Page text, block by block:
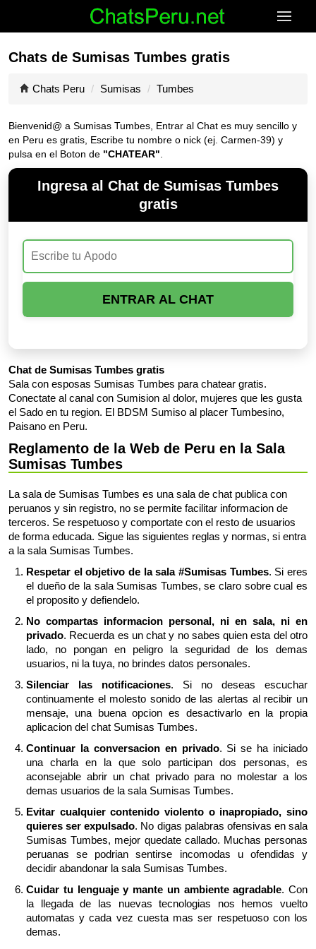
Chats de Sumisas Tumbes gratis
Chats Peru Sumisas Tumbes
Bienvenid@ a Sumisas Tumbes, Entrar al Chat es muy sencillo y
en Peru es gratis, Escribe tu nombre o nick (ej. Carmen-39) y
pulsa en el Boton de "CHATEAR"
Ingresa al Chat de Sumisas Tumbes
gratis
ENTRAR AL CHAT
Chat de Sumisas Tumbes gratis
Sala con esposas Sumisas Tumbes para chatear gratis.
Conectate al canal con Sumision al dolor, mujeres que les gusta
el Sado en tu region. El BDSM Sumiso al placer Tumbesino,
Paisano en Peru.
Reglamento de la Web de Peru en la Sala
Sumisas Tumbes
La sala de Sumisas Tumbes es una sala de chat publica con
peruanos y sin registro, no se permite facilitar informacion de
terceros. Se respetuoso y comportate con el resto de usuarios
de forma educada. Sigue las siguientes reglas y normas, si entra
a la sala Sumisas Tumbes.
Respetar el objetivo de la sala #Sumisas Tumbes. Si eres
el dueño de la sala Sumisas Tumbes, se claro sobre cual es
el proposito y defiendelo.
No compartas informacion personal, ni en sala, ni en
privado. Recuerda es un chat y no sabes quien esta del otro
lado, no pongan en peligro la seguridad de los demas
usuarios, ni la tuya, no brindes datos personales.
Silenciar las notificaciones. Si no deseas escuchar
continuamente el molesto sonido de las alertas al recibir un
mensaje, una buena opcion es desactivarlo en la propia
aplicacion del chat Sumisas Tumbes.
Continuar la conversacion en privado. Si se ha iniciado
una charla en la que solo participan dos personas, es
aconsejable abrir un chat privado para no molestar a los
demas usuarios de la sala Sumisas Tumbes.
Evitar cualquier contenido violento o inapropiado, sino
quieres ser expulsado. No digas palabras ofensivas en sala
Sumisas Tumbes, mejor quedate callado. Muchas personas
peruanas se podrian sentirse incomodas u ofendidas y
decidir abandonar la sala Sumisas Tumbes.
Cuidar tu lenguaje y mante un ambiente agradable. Con
la llegada de las nuevas tecnologias nos hemos vuelto
automatas y cada vez cuesta mas ser respetuoso con los
demas.